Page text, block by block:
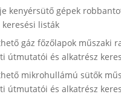
kenyérsütő gépek
listák
gáz főzőlapok műszaki
útmutatói és alkatrész
mikrohullámú sütők
útmutatói és alkatrész